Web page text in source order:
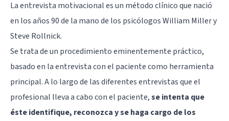
La entrevista motivacional es un método clínico que nació
en los años 90 de la mano de los psicólogos William Miller y
Steve Rollnick.
Se trata de un procedimiento eminentemente práctico,
basado en la entrevista con el paciente como herramienta
principal. A lo largo de las diferentes entrevistas que el
profesional lleva a cabo con el paciente,se intenta que
éste identifique, reconozca y se haga cargo de los